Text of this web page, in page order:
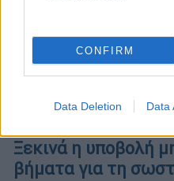
CONFIRM
Data Deletion Data
Ξεκινά η υποβολή
βήματα για τη